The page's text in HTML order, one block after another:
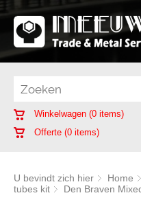
Winkelwagen (0 items)
Offerte (0 items)
U bevindt zich hier Home
tubes kit
Den Braven